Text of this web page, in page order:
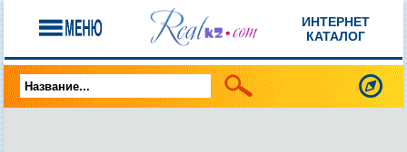
ИНТЕРНЕТ
КАТАЛОГ